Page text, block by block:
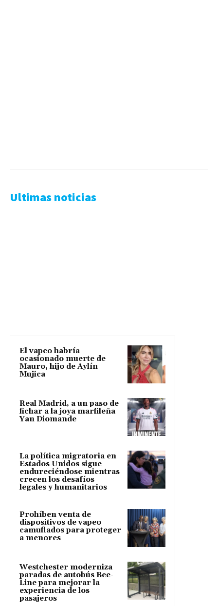
Ultimas noticias
El vapeo habría
ocasionado muerte de
Mauro, hijo de Aylín
Mujica
Real Madrid, a un paso de
fichar a la joya marfileña
Yan Diomande
La política migratoria en
Estados Unidos sigue
endureciéndose mientras
crecen los desafíos
legales y humanitarios
Prohíben venta de
dispositivos de vapeo
camuflados para proteger
a menores
Westchester moderniza
paradas de autobús Bee-
Line para mejorar la
experiencia de los
pasajeros